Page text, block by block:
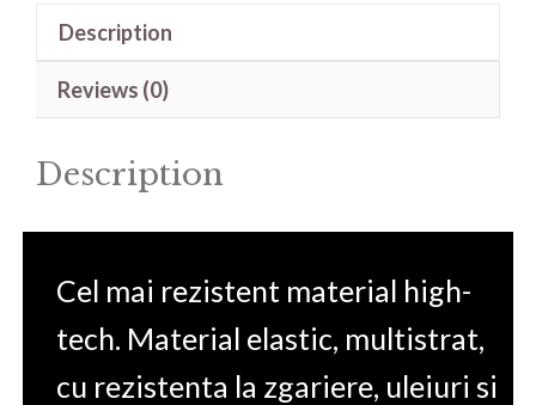
Description
Reviews (0)
Description
Cel mai rezistent material high-
tech. Material elastic, multistrat,
cu rezistenta la zgariere, uleiuri si